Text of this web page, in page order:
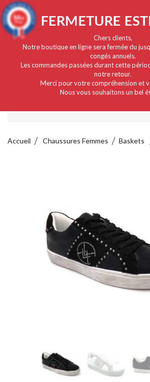
Français
FERMETURE
Chers clients,
Notre boutique en ligne sera fermée du
congés annuels.
Les commandes passées durant cette
notre retour.
Merci pour votre compréhension et
Nous vous souhaitons un bel
Accueil Chaussures Femmes Baskets
9.4/10